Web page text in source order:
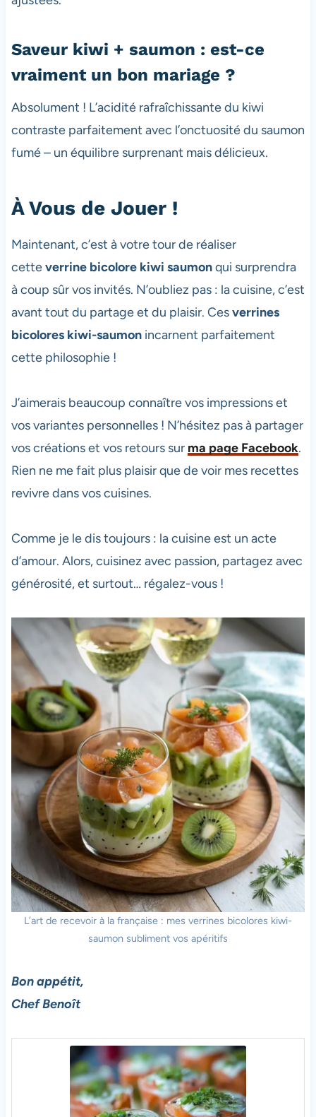
Saveur kiwi + saumon : est-ce
vraiment un bon mariage ?
Absolument ! L’acidité rafraîchissante du kiwi
contraste parfaitement avec l’onctuosité du saumon
fumé – un équilibre surprenant mais délicieux.
À Vous de Jouer !
Maintenant, c’est à votre tour de réaliser
cetteverrine bicolore kiwi saumonqui surprendra
à coup sûr vos invités. N’oubliez pas : la cuisine, c’est
avant tout du partage et du plaisir. Cesverrines
bicolores kiwi-saumonincarnent parfaitement
cette philosophie !
J’aimerais beaucoup connaître vos impressions et
vos variantes personnelles ! N’hésitez pas à partager
vos créations et vos retours sur ma page Facebook.
Rien ne me fait plus plaisir que de voir mes recettes
revivre dans vos cuisines.
Comme je le dis toujours : la cuisine est un acte
d’amour. Alors, cuisinez avec passion, partagez avec
générosité, et surtout… régalez-vous !
L’art de recevoir à la française : mes verrines bicolores kiwi-
saumon subliment vos apéritifs
Bon appétit,
Chef Benoît